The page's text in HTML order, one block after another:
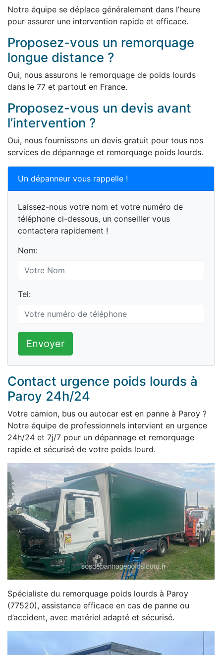
Notre équipe se déplace généralement dans l’heure
pour assurer une intervention rapide et efficace.
Proposez-vous un remorquage
longue distance ?
Oui, nous assurons le remorquage de poids lourds
dans le 77 et partout en France.
Proposez-vous un devis avant
l’intervention ?
Oui, nous fournissons un devis gratuit pour tous nos
services de dépannage et remorquage poids lourds.
Un dépanneur vous rappelle !
Laissez-nous votre nom et votre numéro de
téléphone ci-dessous, un conseiller vous
contactera rapidement !
Nom:
Tel:
Envoyer
Contact urgence poids lourds à
Paroy 24h/24
Votre camion, bus ou autocar est en panne à Paroy ?
Notre équipe de professionnels intervient en urgence
24h/24 et 7j/7 pour un dépannage et remorquage
rapide et sécurisé de votre poids lourd.
Spécialiste du remorquage poids lourds à Paroy
(77520), assistance efficace en cas de panne ou
d’accident, avec matériel adapté et sécurisé.